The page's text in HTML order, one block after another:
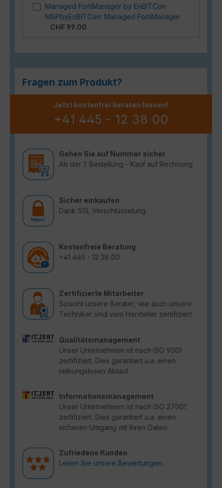
Managed FortiManager by EnBITCon
MSPbyEnBITCon: Managed FortiManager
CHF 99.00
Fragen zum Produkt?
Jetzt kostenfrei beraten lassen!
+41 445 - 12 38 00
Gehen Sie auf Nummer sicher
Ab der 1. Bestellung - Kauf auf Rechnung
Sicher einkaufen
Dank SSL Verschlüsselung
Kostenfreie Beratung
+41 445 - 12 38 00
Zertifizierte Mitarbeiter
Sowohl unsere Berater, wie auch unsere
Techniker sind vom Hersteller zertifiziert.
Qualitätsmanagement
Unser Unternehmen ist nach ISO 9001
zertifiziert. Dies garantiert u.a. einen
reibungslosen Ablauf.
Informationsmanagement
Unser Unternehmen ist nach ISO 27001
zertifiziert. Dies garantiert u.a. einen
sicheren Umgang mit Ihren Daten.
Zufriedene Kunden
Lesen Sie unsere Bewertungen.